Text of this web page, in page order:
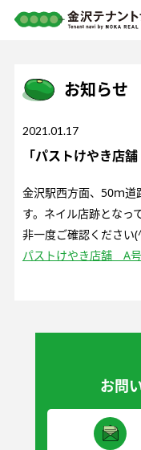
お知らせ
2021.01.17
「パストけやき
金沢駅西方面、50ｍ道
す。ネイル店跡とな
非一度ご確認ください
パストけやき店舗 A
お問